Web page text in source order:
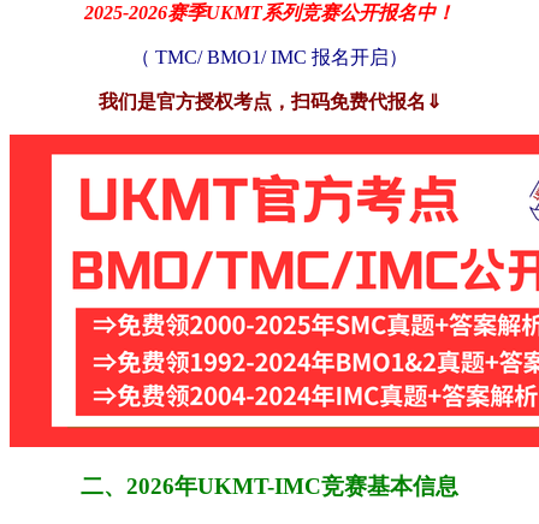
2025-2026赛季UKMT系列竞赛公开报名中！
（ TMC/ BMO1/ IMC 报名开启）
我们是官方授权考点，扫码免费代报名⇓
二、2026年UKMT-IMC竞赛基本信息